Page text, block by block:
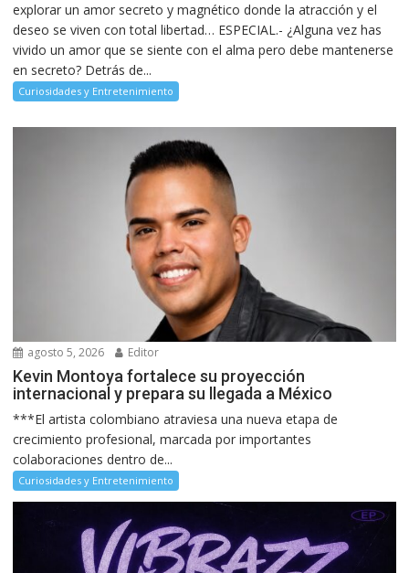
explorar un amor secreto y magnético donde la atracción y el
deseo se viven con total libertad… ESPECIAL.- ¿Alguna vez has
vivido un amor que se siente con el alma pero debe mantenerse
en secreto? Detrás de...
Curiosidades y Entretenimiento
agosto 5, 2026 Editor
Kevin Montoya fortalece su proyección
internacional y prepara su llegada a México
***El artista colombiano atraviesa una nueva etapa de
crecimiento profesional, marcada por importantes
colaboraciones dentro de...
Curiosidades y Entretenimiento